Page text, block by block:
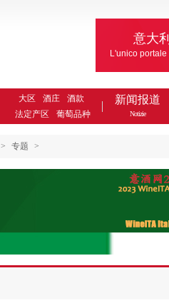
意大
L'unico
大区 酒庄
酒款
法定产区
葡萄品种
新闻报道
Notizie
> 专题 >